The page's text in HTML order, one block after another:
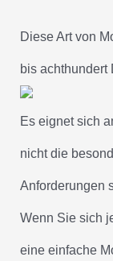
Diese Art von
bis achthundert
Es eignet sich
nicht die
Anforderungen
Wenn Sie sich
eine einfache